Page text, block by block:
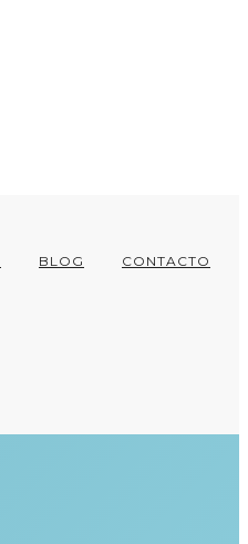
BLOG CONTACTO